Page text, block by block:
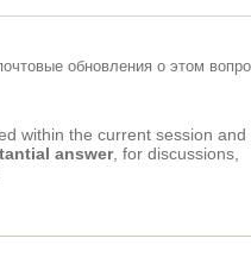
обновления о этом
within the current session and
answer, for discussions,